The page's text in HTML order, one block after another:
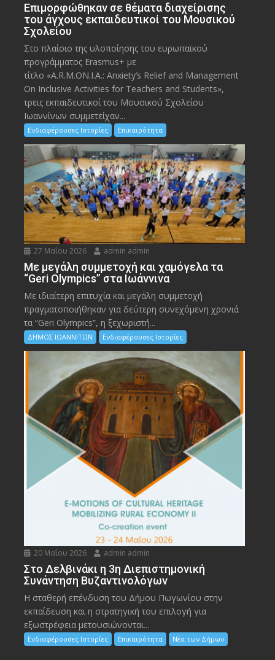
Eπιμορφώθηκαν σε θέματα διαχείρισης
του άγχους εκπαιδευτικοί του Μουσικού
Σχολείου
Στο πλαίσιο της υλοποίησης του ευρωπαϊκού
προγράμματος Erasmus+ με
τίτλο «A.R.M.ON.I.A.: Anxiety’s Relief and Management
On Inclusive Activities for Teachers and Students»,
τρεις εκπαιδευτικοί του Μουσικού Σχολείου
Ιωαννίνων συμμετείχαν...
Ενδιαφέρουσες Ιστορίες Επικαιρότητα
27 Μαΐου 2026 admin admin
Με μεγάλη συμμετοχή και χαμόγελα τα
“Geri Olympics” στα Ιωάννινα
Με ιδιαίτερη επιτυχία και μεγάλη συμμετοχή
πραγματοποιήθηκαν για δεύτερη συνεχόμενη χρονιά
τα “Geri Olympics”, η ξεχωριστή...
ΔΗΜΟΣ ΙΩΑΝΝΙΤΩΝ Ενδιαφέρουσες Ιστορίες
20 Μαΐου 2026 admin admin
Στο Δελβινάκι η 3η Διεπιστημονική
Συνάντηση Βυζαντινολόγων
Η σταθερή επένδυση του Δήμου Πωγωνίου στην
εκπαίδευση και η στρατηγική του επιλογή για
εξωστρέφεια μετουσιώνονται...
Ενδιαφέρουσες Ιστορίες Επικαιρότητα Νέα των Δήμων